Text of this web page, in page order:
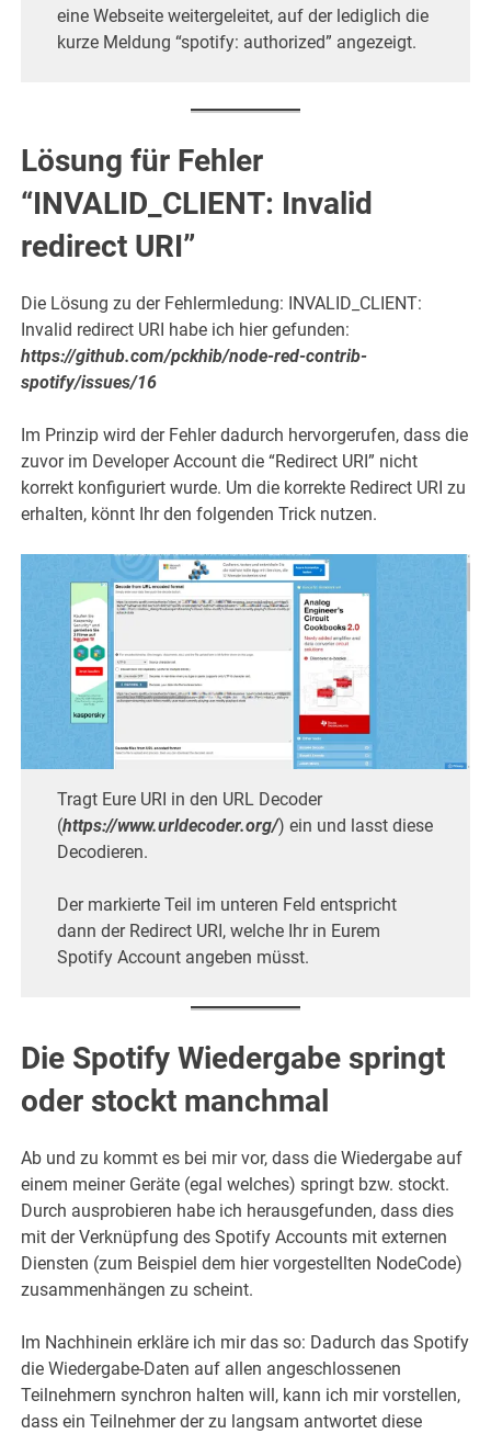
eine Webseite weitergeleitet, auf der lediglich die
kurze Meldung “spotify: authorized” angezeigt.
Lösung für Fehler
“INVALID_CLIENT: Invalid
redirect URI”
Die Lösung zu der Fehlermledung: INVALID_CLIENT:
Invalid redirect URI habe ich hier gefunden:
https://github.com/pckhib/node-red-contrib-
spotify/issues/16
Im Prinzip wird der Fehler dadurch hervorgerufen, dass die
zuvor im Developer Account die “Redirect URI” nicht
korrekt konfiguriert wurde. Um die korrekte Redirect URI zu
erhalten, könnt Ihr den folgenden Trick nutzen.
Tragt Eure URI in den URL Decoder
(https://www.urldecoder.org/) ein und lasst diese
Decodieren.
Der markierte Teil im unteren Feld entspricht
dann der Redirect URI, welche Ihr in Eurem
Spotify Account angeben müsst.
Die Spotify Wiedergabe springt
oder stockt manchmal
Ab und zu kommt es bei mir vor, dass die Wiedergabe auf
einem meiner Geräte (egal welches) springt bzw. stockt.
Durch ausprobieren habe ich herausgefunden, dass dies
mit der Verknüpfung des Spotify Accounts mit externen
Diensten (zum Beispiel dem hier vorgestellten NodeCode)
zusammenhängen zu scheint.
Im Nachhinein erkläre ich mir das so: Dadurch das Spotify
die Wiedergabe-Daten auf allen angeschlossenen
Teilnehmern synchron halten will, kann ich mir vorstellen,
dass ein Teilnehmer der zu langsam antwortet diese